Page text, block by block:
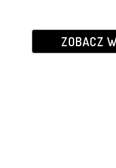
ZOBACZ